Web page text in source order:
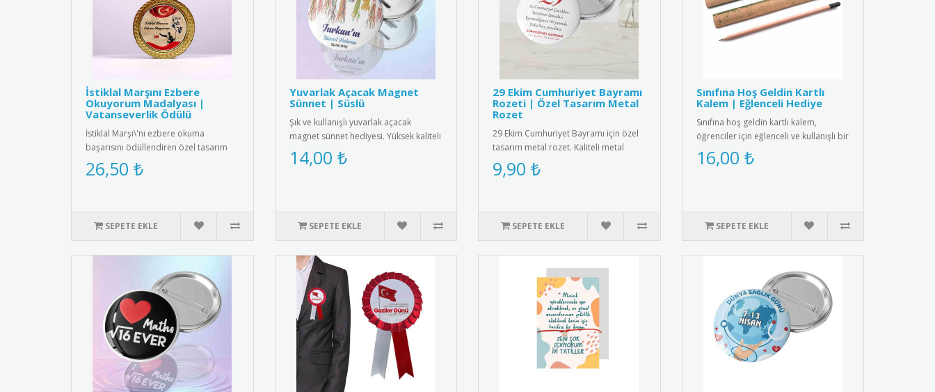
İstiklal Marşını Ezbere
Okuyorum Madalyası |
Vatanseverlik Ödülü
İstiklal Marşı\'nı ezbere okuma
başarısını ödüllendiren özel tasarım
madalya. Milli değerlerimizi ya..
26,50 ₺
SEPETE EKLE
Yuvarlak Açacak Magnet
Sünnet | Süslü
Şık ve kullanışlı yuvarlak açacak
magnet sünnet hediyesi. Yüksek kaliteli
mıknatıs ve paslanmaz çeli..
14,00 ₺
SEPETE EKLE
29 Ekim Cumhuriyet Bayramı
Rozeti | Özel Tasarım Metal
Rozet
29 Ekim Cumhuriyet Bayramı için özel
tasarım metal rozet. Kaliteli metal
malzemeden üretilmiş, Türk ..
9,90 ₺
SEPETE EKLE
Sınıfına Hoş Geldin Kartlı
Kalem | Eğlenceli Hediye
Sınıfına hoş geldin kartlı kalem,
öğrenciler için eğlenceli ve kullanışlı bir
hediye. Her ürün bir k..
16,00 ₺
SEPETE EKLE